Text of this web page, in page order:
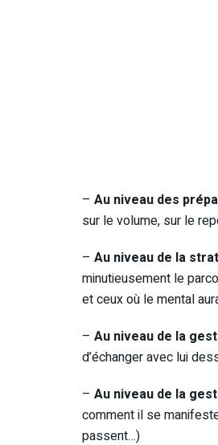
– Au niveau des
sur le volume, sur le
– Au niveau de la
minutieusement le
et ceux où le mental
– Au niveau de la
d’échanger avec lui
– Au niveau de la
comment il se
passent…)